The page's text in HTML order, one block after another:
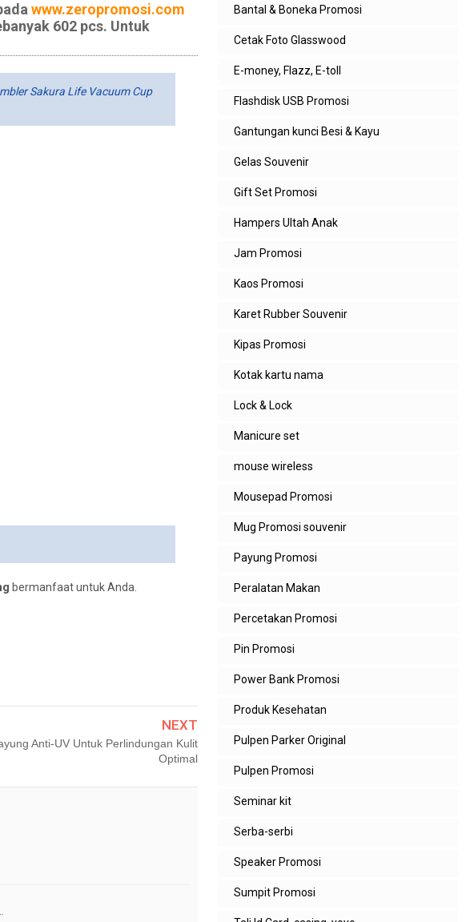
www.zeropromosi.com
602 pcs. Untuk
Sakura Life Vacuum Cup
bermanfaat untuk Anda.
NEXT
Anti-UV Untuk Perlindungan Kulit
Optimal
Bantal & Boneka Promosi
Cetak Foto Glasswood
E-money, Flazz, E-toll
Flashdisk USB Promosi
Gantungan kunci Besi & Kayu
Gelas Souvenir
Gift Set Promosi
Hampers Ultah Anak
Jam Promosi
Kaos Promosi
Karet Rubber Souvenir
Kipas Promosi
Kotak kartu nama
Lock & Lock
Manicure set
mouse wireless
Mousepad Promosi
Mug Promosi souvenir
Payung Promosi
Peralatan Makan
Percetakan Promosi
Pin Promosi
Power Bank Promosi
Produk Kesehatan
Pulpen Parker Original
Pulpen Promosi
Seminar kit
Serba-serbi
Speaker Promosi
Sumpit Promosi